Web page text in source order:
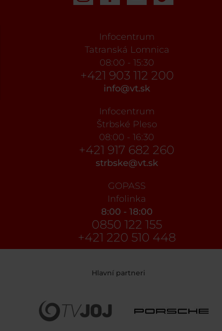
Infocentrum
Tatranská Lomnica
08:00 - 15:30
+421 903 112 200
info@vt.sk
Infocentrum
Štrbské Pleso
08:00 - 16:30
+421 917 682 260
strbske@vt.sk
GOPASS
Infolinka
8:00 - 18:00
0850 122 155
+421 220 510 448
Hlavní partneri